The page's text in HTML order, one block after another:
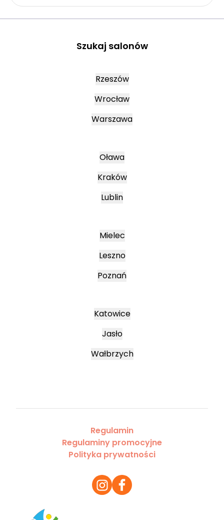
Szukaj salonów
Rzeszów
Wrocław
Warszawa
Oława
Kraków
Lublin
Mielec
Leszno
Poznań
Katowice
Jasło
Wałbrzych
Regulamin
Regulaminy promocyjne
Polityka prywatności